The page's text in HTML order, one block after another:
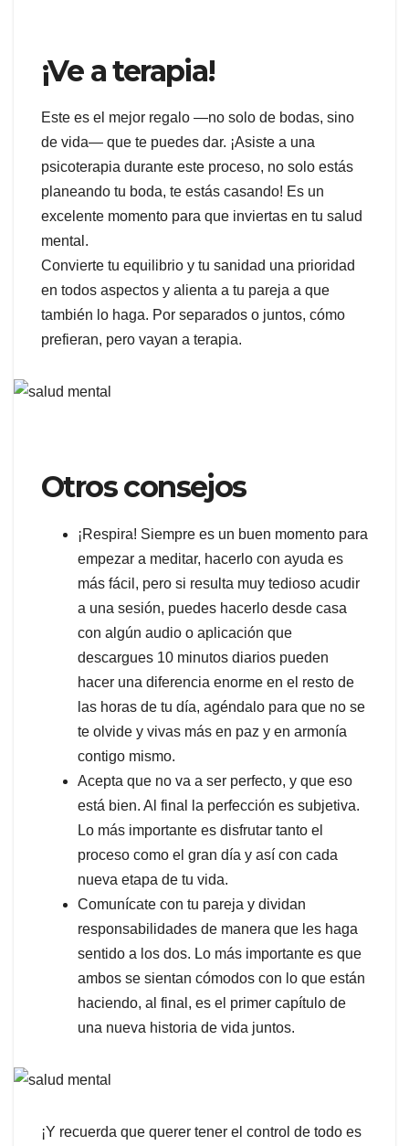
¡Ve a terapia!
Este es el mejor regalo —no solo de bodas, sino
de vida— que te puedes dar. ¡Asiste a una
psicoterapia durante este proceso, no solo estás
planeando tu boda, te estás casando! Es un
excelente momento para que inviertas en tu salud
mental.
Convierte tu equilibrio y tu sanidad una prioridad
en todos aspectos y alienta a tu pareja a que
también lo haga. Por separados o juntos, cómo
prefieran, pero vayan a terapia.
Otros consejos
¡Respira! Siempre es un buen momento para
empezar a meditar, hacerlo con ayuda es
más fácil, pero si resulta muy tedioso acudir
a una sesión, puedes hacerlo desde casa
con algún audio o aplicación que
descargues 10 minutos diarios pueden
hacer una diferencia enorme en el resto de
las horas de tu día, agéndalo para que no se
te olvide y vivas más en paz y en armonía
contigo mismo.
Acepta que no va a ser perfecto, y que eso
está bien. Al final la perfección es subjetiva.
Lo más importante es disfrutar tanto el
proceso como el gran día y así con cada
nueva etapa de tu vida.
Comunícate con tu pareja y dividan
responsabilidades de manera que les haga
sentido a los dos. Lo más importante es que
ambos se sientan cómodos con lo que están
haciendo, al final, es el primer capítulo de
una nueva historia de vida juntos.
¡Y recuerda que querer tener el control de todo es